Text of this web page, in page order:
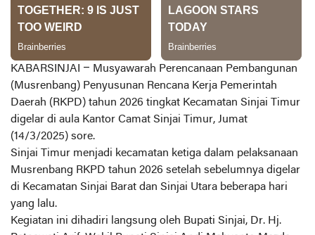
KABARSINJAI – Musyawarah Perencanaan Pembangunan
(Musrenbang) Penyusunan Rencana Kerja Pemerintah
Daerah (RKPD) tahun 2026 tingkat Kecamatan Sinjai Timur
digelar di aula Kantor Camat Sinjai Timur, Jumat
(14/3/2025) sore.
Sinjai Timur menjadi kecamatan ketiga dalam pelaksanaan
Musrenbang RKPD tahun 2026 setelah sebelumnya digelar
di Kecamatan Sinjai Barat dan Sinjai Utara beberapa hari
yang lalu.
Kegiatan ini dihadiri langsung oleh Bupati Sinjai, Dr. Hj.